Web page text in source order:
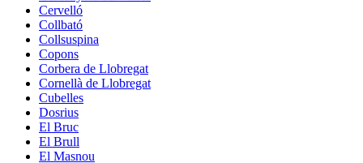
Cervelló
Collbató
Collsuspina
Copons
Corbera de Llobregat
Cornellà de Llobregat
Cubelles
Dosrius
El Bruc
El Brull
El Masnou